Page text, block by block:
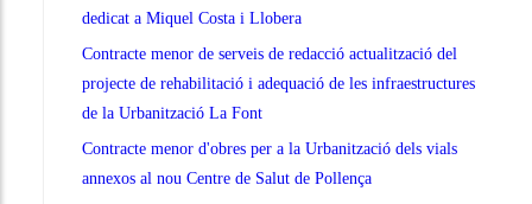
dedicat a Miquel Costa i Llobera
Contracte menor de serveis de redacció actualització del
projecte de rehabilitació i adequació de les infraestructures
de la Urbanització La Font
Contracte menor d'obres per a la Urbanització dels vials
annexos al nou Centre de Salut de Pollença